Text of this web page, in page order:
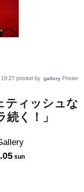
posted by gallery Poster
ティッシュな
く！」
.05 sun